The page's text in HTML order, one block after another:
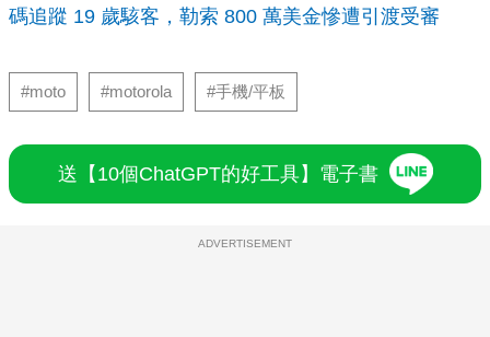
碼追蹤 19 歲駭客，勒索 800 萬美金慘遭引渡受審
#moto #motorola #手機/平板
送【10個ChatGPT的好工具】電子書
ADVERTISEMENT